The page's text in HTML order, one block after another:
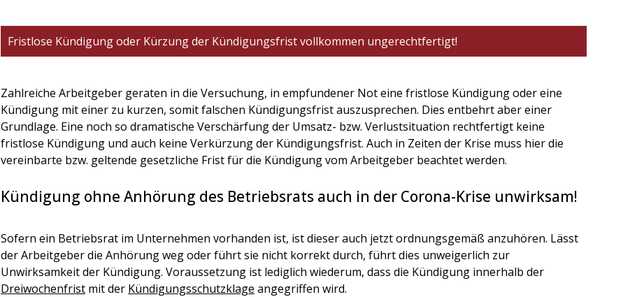
Fristlose Kündigung oder Kürzung der Kündigungsfrist vollkommen ungerechtfertigt!
Zahlreiche Arbeitgeber geraten in die Versuchung, in empfundener Not eine fristlose Kündigung oder eine
Kündigung mit einer zu kurzen, somit falschen Kündigungsfrist auszusprechen. Dies entbehrt aber einer
Grundlage. Eine noch so dramatische Verschärfung der Umsatz- bzw. Verlustsituation rechtfertigt keine
fristlose Kündigung und auch keine Verkürzung der Kündigungsfrist. Auch in Zeiten der Krise muss hier die
vereinbarte bzw. geltende gesetzliche Frist für die Kündigung vom Arbeitgeber beachtet werden.
Kündigung ohne Anhörung des Betriebsrats auch in der Corona-Krise unwirksam!
Sofern ein Betriebsrat im Unternehmen vorhanden ist, ist dieser auch jetzt ordnungsgemäß anzuhören. Lässt
der Arbeitgeber die Anhörung weg oder führt sie nicht korrekt durch, führt dies unweigerlich zur
Unwirksamkeit der Kündigung. Voraussetzung ist lediglich wiederum, dass die Kündigung innerhalb der
Dreiwochenfrist mit der Kündigungsschutzklage angegriffen wird.